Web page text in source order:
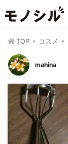
TOP コスメ
mahina